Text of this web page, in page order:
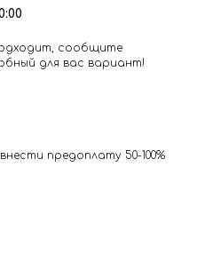
сообщите
для вас вариант!
предоплату 50-100%